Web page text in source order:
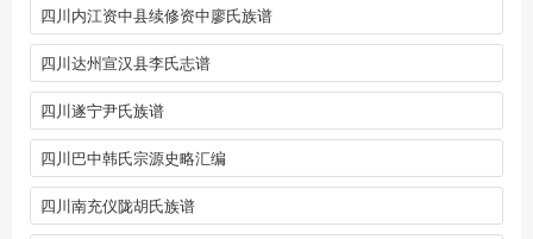
四川内江资中县续修资中廖氏族谱
四川达州宣汉县李氏志谱
四川遂宁尹氏族谱
四川巴中韩氏宗源史略汇编
四川南充仪陇胡氏族谱